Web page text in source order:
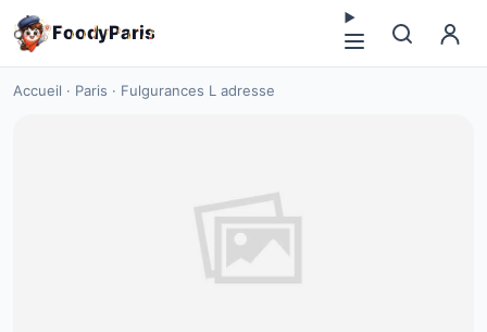
FoodyParis
Accueil · Paris · Fulgurances L adresse